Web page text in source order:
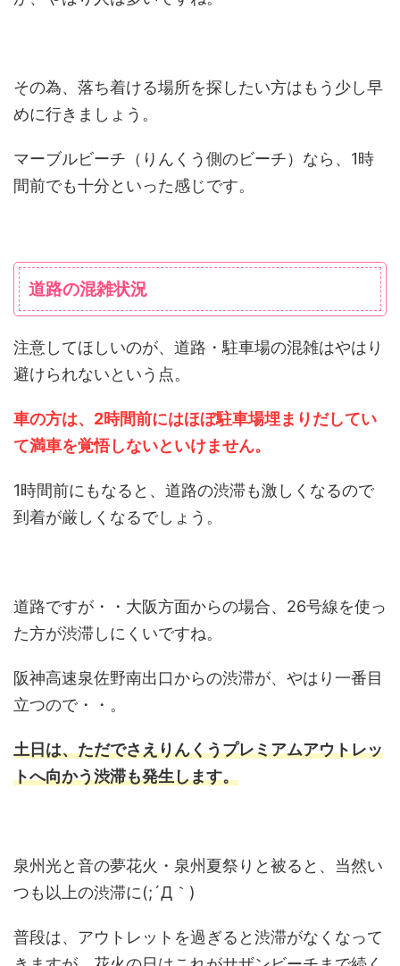
その為、落ち着ける場所を探したい方はもう少し早
めに行きましょう。
マーブルビーチ（りんくう側のビーチ）なら、1時
間前でも十分といった感じです。
道路の混雑状況
注意してほしいのが、道路・駐車場の混雑はやはり
避けられないという点。
車の方は、2時間前にはほぼ駐車場埋まりだしてい
て満車を覚悟しないといけません。
1時間前にもなると、道路の渋滞も激しくなるので
到着が厳しくなるでしょう。
道路ですが・・大阪方面からの場合、26号線を使っ
た方が渋滞しにくいですね。
阪神高速泉佐野南出口からの渋滞が、やはり一番目
立つので・・。
土日は、ただでさえりんくうプレミアムアウトレッ
トへ向かう渋滞も発生します。
泉州光と音の夢花火・泉州夏祭りと被ると、当然い
つも以上の渋滞に(;´Д｀)
普段は、アウトレットを過ぎると渋滞がなくなって